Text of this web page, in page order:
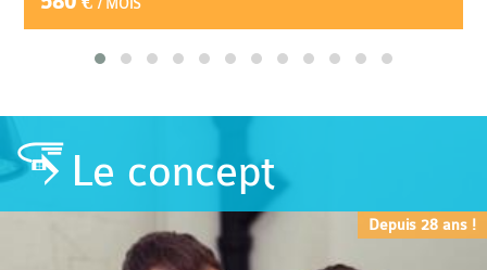
/ MOIS
Le concept
Depuis 28 ans !